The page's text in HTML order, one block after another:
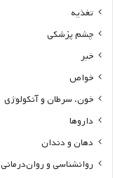
تغذیه
چشم پزشکی
خبر
خواص
خون، سرطان و آنکولوژی
داروها
دهان و دندان
روانشناسی و روان‌درمانی